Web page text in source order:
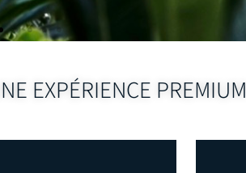
EXPÉRIENCE PREMIUM